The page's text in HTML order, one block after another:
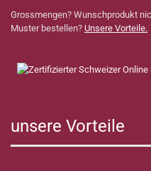
Grossmengen? Wunschprodukt
Muster bestellen? Unsere Vorteile.
unsere Vorteile